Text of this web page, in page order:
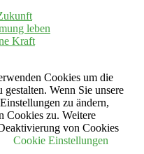
leben
Kraft
Cookies um die
Wenn Sie unsere
zu ändern,
Cookies zu. Weitere
von Cookies
Cookie Einstellungen